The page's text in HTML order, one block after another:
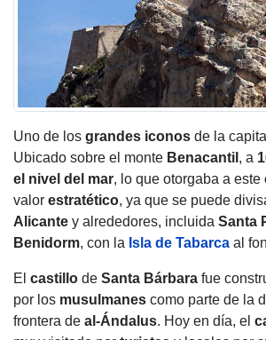
Uno de los grandes iconos de la
Ubicado sobre el monte Benacantil , a
el nivel del mar, lo que otorgaba a este
valor estratético, ya que se puede
Alicante y alrededores, incluida Santa
Benidorm, con la Isla de Tabarca al
El castillo de Santa Bárbara fue
por los musulmanes como parte de la
frontera de al-Ándalus. Hoy en día, el